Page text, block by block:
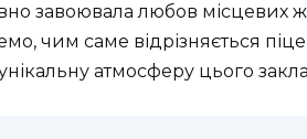
завоювала любов місцевих
чим саме відрізняється
атмосферу цього